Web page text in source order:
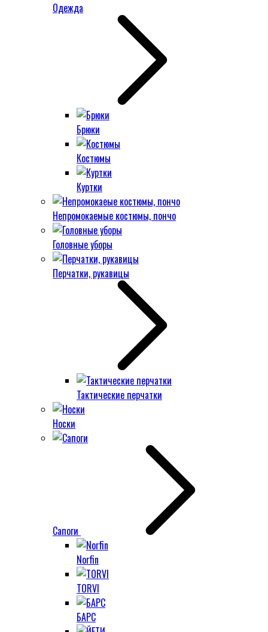
Одежда
Брюки
Костюмы
Куртки
Непромокаемые костюмы, пончо
Головные уборы
Перчатки, рукавицы
Тактические перчатки
Носки
Сапоги
Norfin
TORVI
БАРС